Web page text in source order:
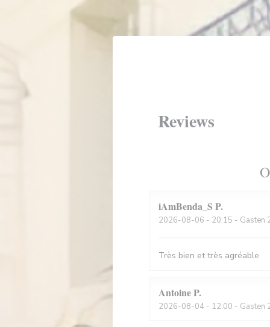
Cookies beheer paneel
Reviews
iAmBenda_S P
2026-08-06 - 20:15 - Gasten
Très bien et très agréable
AntoineP
2026-08-04 - 12:00 - Gasten